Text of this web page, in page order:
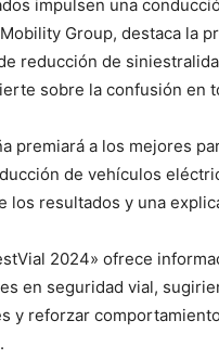
impulsen una
Group, destaca la
reducción de
sobre la confusión en
premiará a los mejores
de vehículos
los resultados y una
2024» ofrece
en seguridad vial,
y reforzar